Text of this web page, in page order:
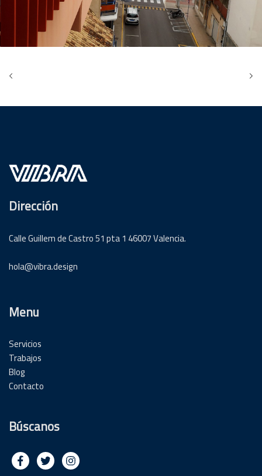
Dirección
Calle Guillem de Castro 51 pta 1 46007 Valencia.
hola@vibra.design
Menu
Servicios
Trabajos
Blog
Contacto
Búscanos